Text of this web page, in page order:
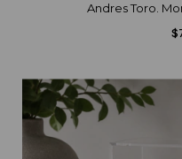
Andres Toro.